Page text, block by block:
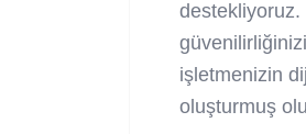
destekliyoruz.
işletmenizin
oluşturmuş